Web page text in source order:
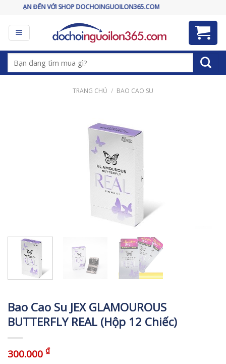
content
VỚI SHOP DOCHOINGUOILON365.COM
Tìm
kiếm:
TRANG CHỦ / BAO CAO SU
Bao Cao Su JEX GLAMOUROUS
BUTTERFLY REAL (Hộp 12 Chiếc)
300.000 ₫